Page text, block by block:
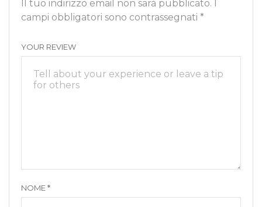
Il tuo indirizzo email non sarà pubblicato. I
campi obbligatori sono contrassegnati *
YOUR REVIEW
NOME*